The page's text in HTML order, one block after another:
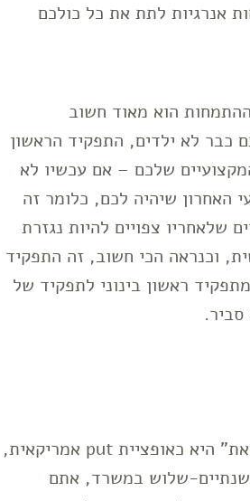
אנרגיות לתת את כל כולכם
הוא מאוד חשוב
לא ילדים, התפקיד הראשון
שלכם – אם עכשיו לא
האחרון שיהיה לכם, כלומר זה
שלאחריו צפויים להיות נגזרת
וכנראה הכי חשוב, זה התפקיד
ראשון בינוני לתפקיד של
הדרך הכי טובה לתאר את ההחלטה "מתי לצאת, לאן לצאת" היא כאופציית put אמריקאית,
שנתיים-שלוש במשרד, אתם